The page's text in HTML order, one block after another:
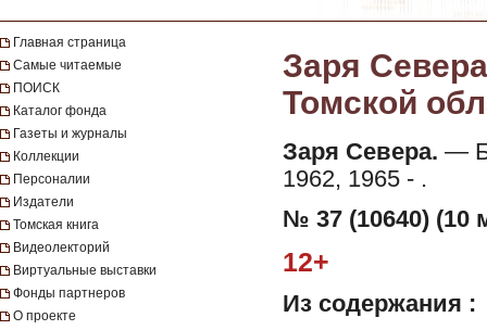
Главная страница
Самые читаемые
ПОИСК
Каталог фонда
Газеты и журналы
Коллекции
Персоналии
Издатели
Томская книга
Видеолекторий
Виртуальные выставки
Фонды партнеров
О проекте
Заря
Томской
Заря Севера. —
1962, 1965 - .
№ 37 (10640) (10
12+
Из содержания :